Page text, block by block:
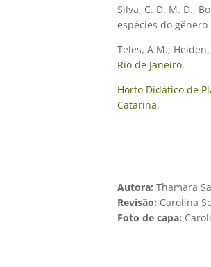
Silva, C. D. M. D.,
espécies do gênero
Teles, A.M.; Heiden,
Rio de Janeiro.
Horto Didático de
Catarina.
Autora: Thamara
Revisão: Carolina
Foto de capa: